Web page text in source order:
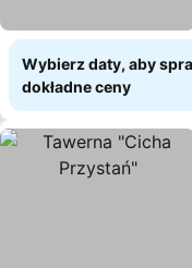
Wybierz daty, aby
dokładne ceny